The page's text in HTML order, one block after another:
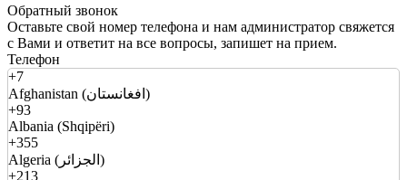
Обратный звонок
Оставьте свой номер телефона и нам администратор свяжется
с Вами и ответит на все вопросы, запишет на прием.
Телефон
+7
Afghanistan (افغانستان)
+93
Albania (Shqipëri)
+355
Algeria (الجزائر)
+213